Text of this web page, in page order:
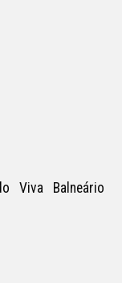
Viva Balneário